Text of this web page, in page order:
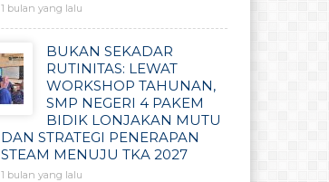
1 bulan yang lalu
BUKAN SEKADAR
RUTINITAS: LEWAT
WORKSHOP TAHUNAN,
SMP NEGERI 4 PAKEM
BIDIK LONJAKAN MUTU
DAN STRATEGI PENERAPAN
STEAM MENUJU TKA 2027
1 bulan yang lalu